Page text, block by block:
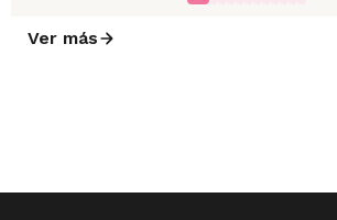
Ver más